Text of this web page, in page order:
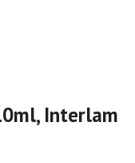
Interlam